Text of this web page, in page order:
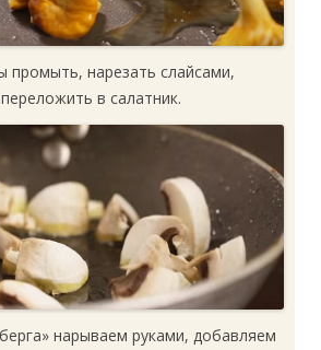
нарезать слайсами,
в салатник.
нарываем руками, добавляем